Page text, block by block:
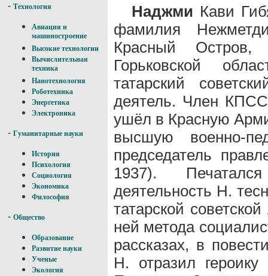
- Технология
Авиация и
машиностроение
Высокие технологии
Вычислительная
техника
Нанотехнология
Роботехника
Энергетика
Электроника
- Гуманитарные науки
История
Психология
Социология
Экономика
Философия
- Общество
Образование
Развитие науки
Ученые
Экология
Наджми Кави
фамилия
Красный Остров,
Горьковской
татарский
деятель. Член
ушёл в Красную
высшую военно-
председатель
1937).
деятельность Н.
татарской
ней метода
рассказах, в
Н. отразил